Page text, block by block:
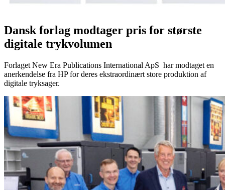
Dansk forlag modtager pris for største
digitale trykvolumen
Forlaget New Era Publications International ApS har modtaget en
anerkendelse fra HP for deres ekstraordinært store produktion af
digitale tryksager.